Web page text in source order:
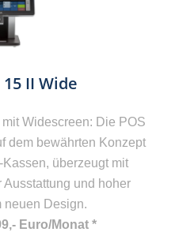
15 II Wide
Widescreen: Die POS
dem bewährten Konzept
überzeugt mit
und hoher
neuen Design.
Euro/Monat *